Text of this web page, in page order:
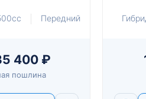
Передний
400 ₽
пошлина